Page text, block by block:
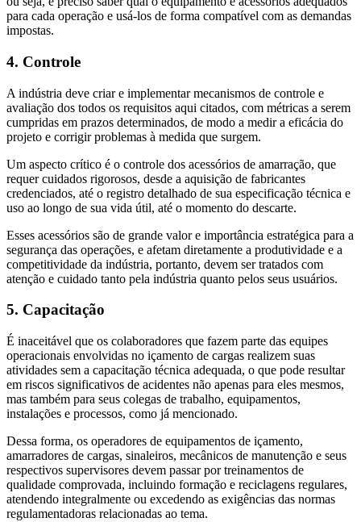
para cada operação e usá-los de forma compatível com as demandas
impostas.
4. Controle
A indústria deve criar e implementar mecanismos de controle e
avaliação dos todos os requisitos aqui citados, com métricas a serem
cumpridas em prazos determinados, de modo a medir a eficácia do
projeto e corrigir problemas à medida que surgem.
Um aspecto crítico é o controle dos acessórios de amarração, que
requer cuidados rigorosos, desde a aquisição de fabricantes
credenciados, até o registro detalhado de sua especificação técnica e
uso ao longo de sua vida útil, até o momento do descarte.
Esses acessórios são de grande valor e importância estratégica para a
segurança das operações, e afetam diretamente a produtividade e a
competitividade da indústria, portanto, devem ser tratados com
atenção e cuidado tanto pela indústria quanto pelos seus usuários.
5. Capacitação
É inaceitável que os colaboradores que fazem parte das equipes
operacionais envolvidas no içamento de cargas realizem suas
atividades sem a capacitação técnica adequada, o que pode resultar
em riscos significativos de acidentes não apenas para eles mesmos,
mas também para seus colegas de trabalho, equipamentos,
instalações e processos, como já mencionado.
Dessa forma, os operadores de equipamentos de içamento,
amarradores de cargas, sinaleiros, mecânicos de manutenção e seus
respectivos supervisores devem passar por treinamentos de
qualidade comprovada, incluindo formação e reciclagens regulares,
atendendo integralmente ou excedendo as exigências das normas
regulamentadoras relacionadas ao tema.